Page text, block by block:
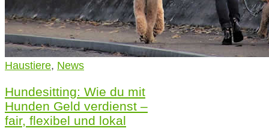
Haustiere, News
Hundesitting: Wie du mit
Hunden Geld verdienst –
fair, flexibel und lokal